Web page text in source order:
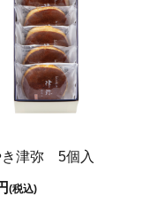
き津弥 5個入
(税込)